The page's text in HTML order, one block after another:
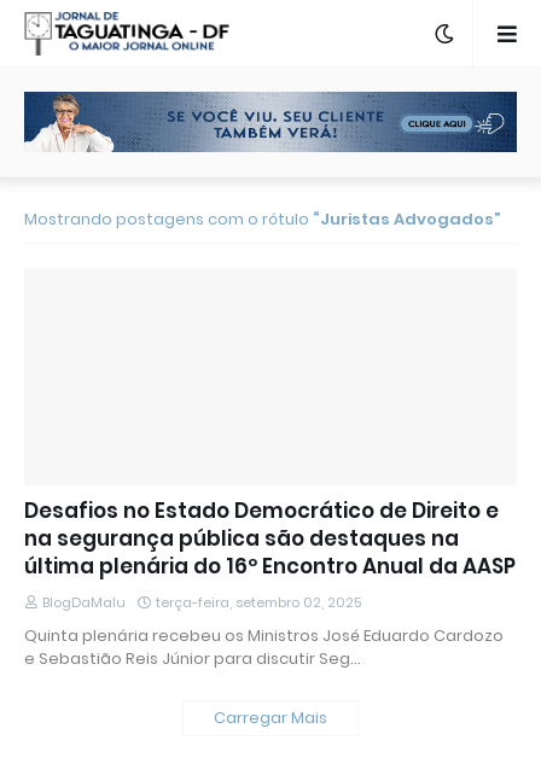
Mostrando postagens com o rótulo Juristas Advogados
Desafios no Estado Democrático de Direito e
na segurança pública são destaques na
última plenária do 16º Encontro Anual da AASP
BlogDaMalu terça-feira, setembro 02, 2025
Quinta plenária recebeu os Ministros José Eduardo Cardozo
e Sebastião Reis Júnior para discutir Seg…
Carregar Mais